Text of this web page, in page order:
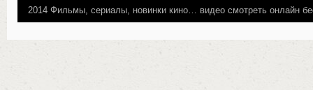
2014 Фильмы, сериалы, новинки кино… видео смотреть онлайн